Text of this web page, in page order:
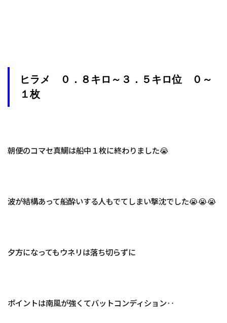
ヒラメ ０．８キロ～３．５キロ位 ０～
１枚
朝便のコマセ真鯛は船中１枚に終わりました😭
波が結構あって船酔いする人もでてしまい撃沈でした😭😭😭
夕方になってもウネリは落ち切らずに
ポイントは南風が強くてバットコンディション‥